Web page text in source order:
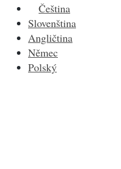
Čeština
Slovenština
Angličtina
Němec
Polský